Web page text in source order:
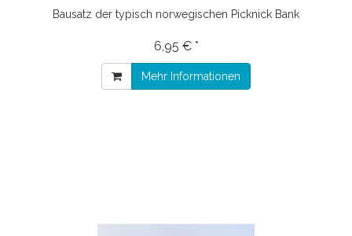
Bausatz der typisch norwegischen Picknick Bank
6,95 € *
Mehr Informationen